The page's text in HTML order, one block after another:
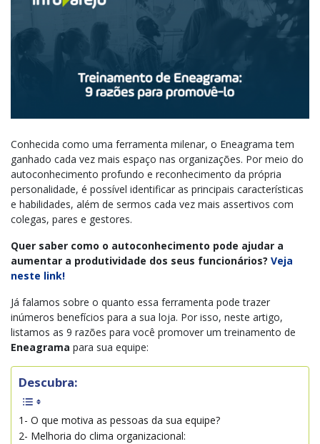
Conhecida como uma ferramenta milenar, o Eneagrama tem
ganhado cada vez mais espaço nas organizações. Por meio do
autoconhecimento profundo e reconhecimento da própria
personalidade, é possível identificar as principais características
e habilidades, além de sermos cada vez mais assertivos com
colegas, pares e gestores.
Quer saber como o autoconhecimento pode ajudar a
aumentar a produtividade dos seus funcionários? Veja
neste link!
Já falamos sobre o quanto essa ferramenta pode trazer
inúmeros benefícios para a sua loja. Por isso, neste artigo,
listamos as 9 razões para você promover um treinamento de
Eneagrama para sua equipe:
Descubra:
1- O que motiva as pessoas da sua equipe?
2- Melhoria do clima organizacional: